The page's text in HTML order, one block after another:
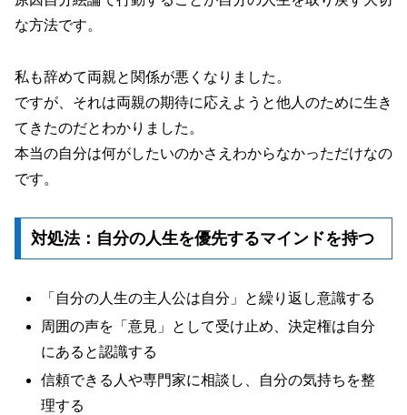
な方法です。
私も辞めて両親と関係が悪くなりました。
ですが、それは両親の期待に応えようと他人のために生き
てきたのだとわかりました。
本当の自分は何がしたいのかさえわからなかっただけなの
です。
対処法：自分の人生を優先するマインドを持つ
「自分の人生の主人公は自分」と繰り返し意識する
周囲の声を「意見」として受け止め、決定権は自分
にあると認識する
信頼できる人や専門家に相談し、自分の気持ちを整
理する